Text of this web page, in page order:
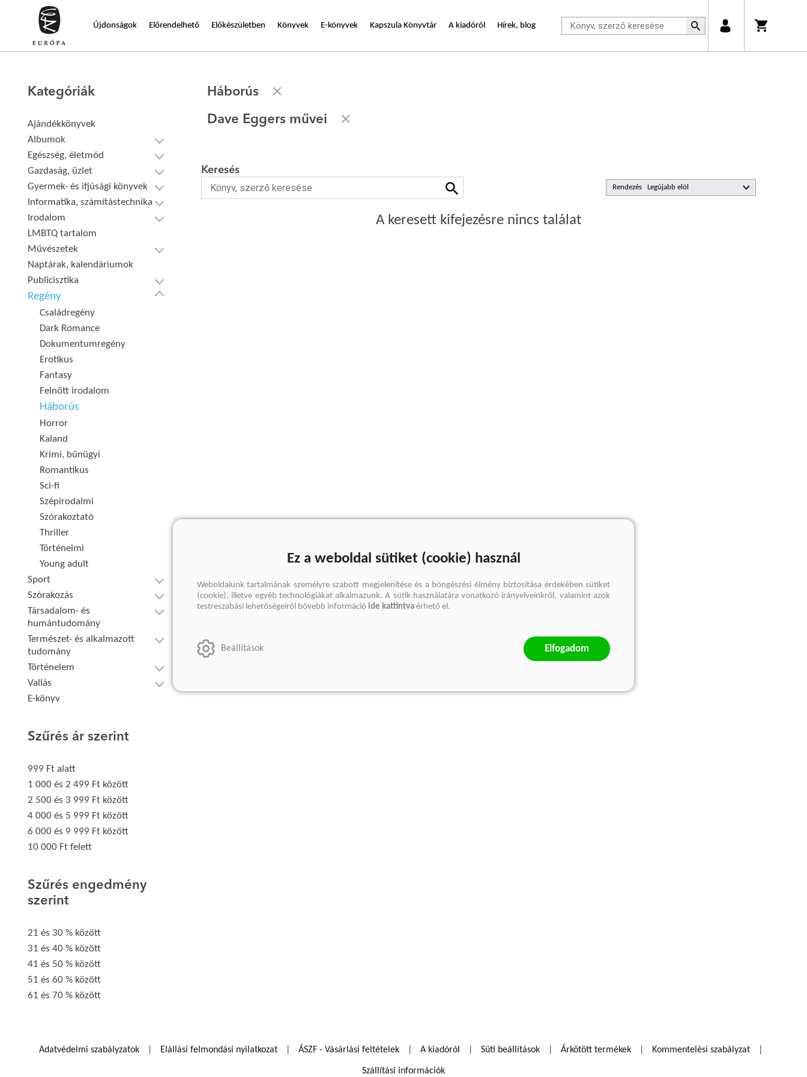
Újdonságok Előrendelhető Előkészületben Könyvek E-könyvek Kapszula Könyvtár A kiadóról Hírek, blog
Kategóriák
Ajándékkönyvek
Albumok
Egészség, életmód
Gazdaság, üzlet
Gyermek- és ifjúsági könyvek
Informatika, számítástechnika
Irodalom
LMBTQ tartalom
Művészetek
Naptárak, kalendáriumok
Publicisztika
Regény
Családregény
Dark Romance
Dokumentumregény
Erotikus
Fantasy
Felnőtt irodalom
Háborús
Horror
Kaland
Krimi, bűnügyi
Romantikus
Sci-fi
Szépirodalmi
Szórakoztató
Thriller
Történelmi
Young adult
Sport
Szórakozás
Társadalom- és
humántudomány
Természet- és alkalmazott
tudomány
Történelem
Vallás
E-könyv
Szűrés ár szerint
999 Ft alatt
1 000 és 2 499 Ft között
2 500 és 3 999 Ft között
4 000 és 5 999 Ft között
6 000 és 9 999 Ft között
10 000 Ft felett
Szűrés engedmény
szerint
21 és 30 % között
31 és 40 % között
41 és 50 % között
51 és 60 % között
61 és 70 % között
Háborús
Dave Eggers művei
Rendezés
Keresés
A keresett kifejezésre nincs találat
Adatvédelmi szabályzatok Elállási felmondási nyilatkozat ÁSZF - Vásárlási feltételek A kiadóról Süti beállítások Árkötött termékek Kommentelési szabályzat
Szállítási információk
Ez a weboldal sütiket (cookie) használ
Weboldalunk tartalmának személyre szabott megjelenítése és a böngészési élmény biztosítása érdekében sütiket
(cookie), illetve egyéb technológiákat alkalmazunk. A sütik használatára vonatkozó irányelveinkről, valamint azok
testreszabási lehetőségeiről bővebb információ ide kattintva érhető el.
Beállítások Elfogadom